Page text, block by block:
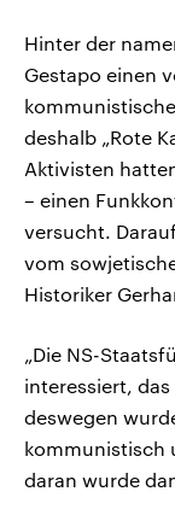
Hinter der
Gestapo einen
deshalb „Rote
Aktivisten
– einen
versucht.
vom
Historiker
„Die NS-
interessiert,
deswegen
kommunistisch
daran wurde